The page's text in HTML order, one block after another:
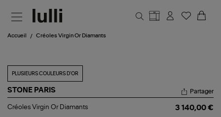
Accueil Créoles Virgin Or Diamants
PLUSIEURS COULEURS D'OR
STONE PARIS
Créoles
Partager
Créoles Virgin Or Diamants
3 140,00 €